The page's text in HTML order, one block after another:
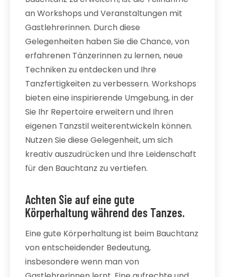
an Workshops und Veranstaltungen mit
Gastlehrerinnen. Durch diese
Gelegenheiten haben Sie die Chance, von
erfahrenen Tänzerinnen zu lernen, neue
Techniken zu entdecken und Ihre
Tanzfertigkeiten zu verbessern. Workshops
bieten eine inspirierende Umgebung, in der
Sie Ihr Repertoire erweitern und Ihren
eigenen Tanzstil weiterentwickeln können.
Nutzen Sie diese Gelegenheit, um sich
kreativ auszudrücken und Ihre Leidenschaft
für den Bauchtanz zu vertiefen.
Achten Sie auf eine gute
Körperhaltung während des Tanzes.
Eine gute Körperhaltung ist beim Bauchtanz
von entscheidender Bedeutung,
insbesondere wenn man von